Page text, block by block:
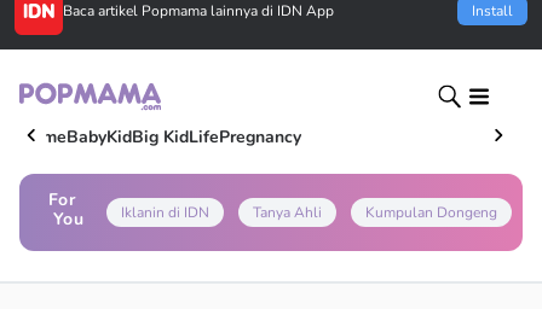
Baca artikel Popmama lainnya di IDN App Install
HomeBabyKidBig KidLifePregnancy
For
You
Iklanin di IDN Tanya Ahli Kumpulan Dongeng